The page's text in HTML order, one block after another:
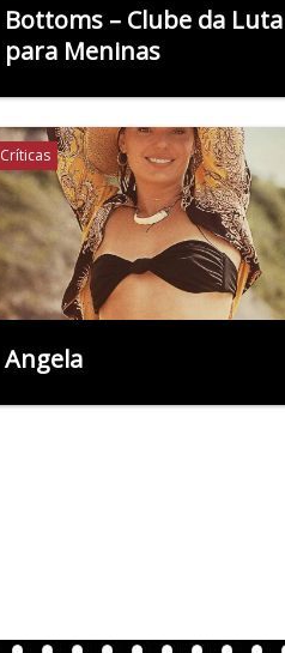
Bottoms – Clube da Luta
para Meninas
Críticas
Angela